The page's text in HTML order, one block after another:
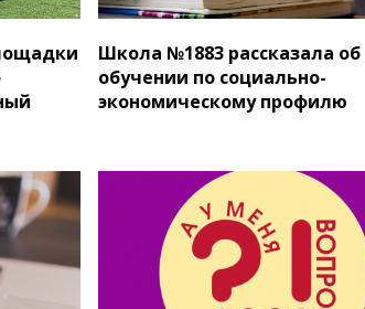
Школа №1883 рассказала об
обучении по социально-
экономическому профилю